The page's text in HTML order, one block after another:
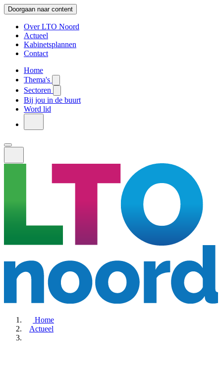
Doorgaan naar content
Over LTO Noord
Actueel
Kabinetsplannen
Contact
Home
Thema's
Sectoren
Bij jou in de buurt
Word lid
Home
Actueel